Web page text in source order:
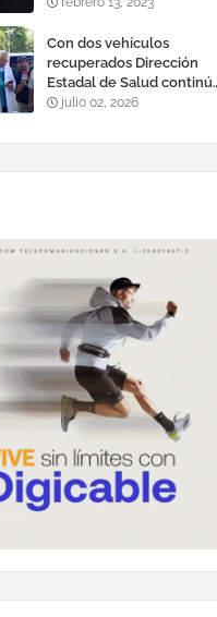
Con dos vehículos
recuperados Dirección
Estadal de Salud
plan de refacción de su
julio 02, 2026